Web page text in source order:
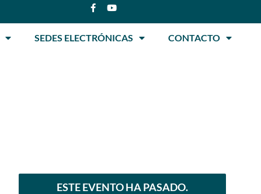
SEDES ELECTRÓNICAS CONTACTO
ESTE EVENTO HA PASADO.